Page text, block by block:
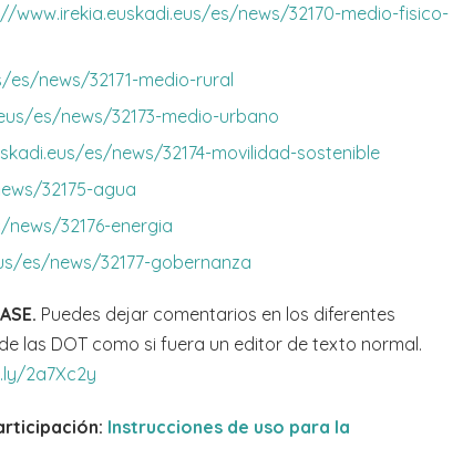
www.irekia.euskadi.eus/es/news/32170-medio-fisico-
news/32171-medio-rural
es/news/32173-medio-urbano
es/news/32174-movilidad-sostenible
32175-agua
32176-energia
es/news/32177-gobernanza
Puedes dejar comentarios en los diferentes
las DOT como si fuera un editor de texto normal.
2a7Xc2y
Instrucciones de uso para la